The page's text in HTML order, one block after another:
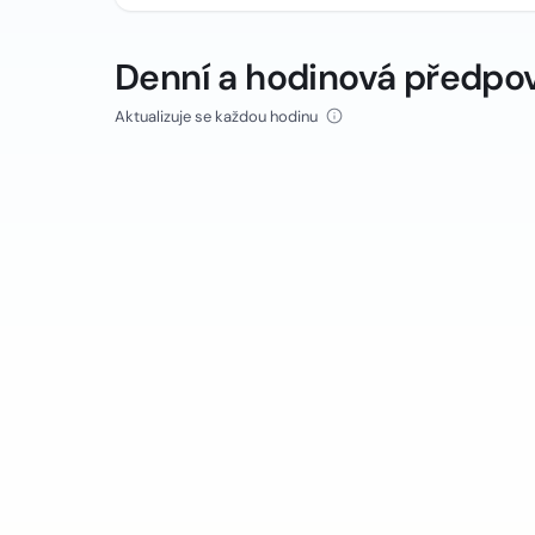
Denní a hodinová
Aktualizuje se každou hodinu